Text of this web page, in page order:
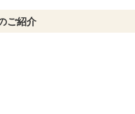
ご紹介